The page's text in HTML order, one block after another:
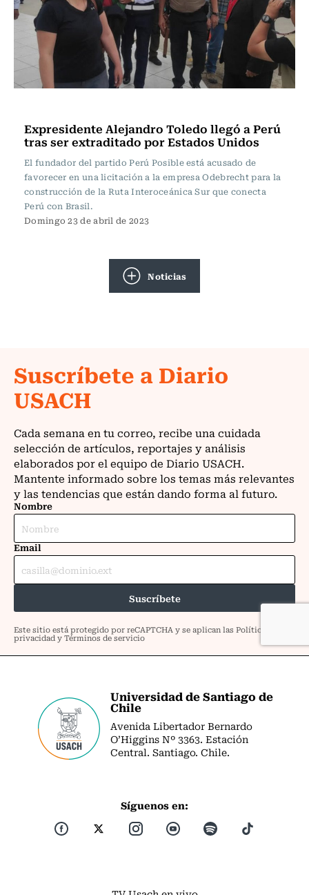
Expresidente Alejandro Toledo llegó a Perú
tras ser extraditado por Estados Unidos
El fundador del partido Perú Posible está acusado de
favorecer en una licitación a la empresa Odebrecht para la
construcción de la Ruta Interoceánica Sur que conecta
Perú con Brasil.
Domingo 23 de abril de 2023
Noticias
Universidad de Santiago de
Chile
Avenida Libertador Bernardo
O’Higgins Nº 3363. Estación
Central. Santiago. Chile.
Síguenos en: